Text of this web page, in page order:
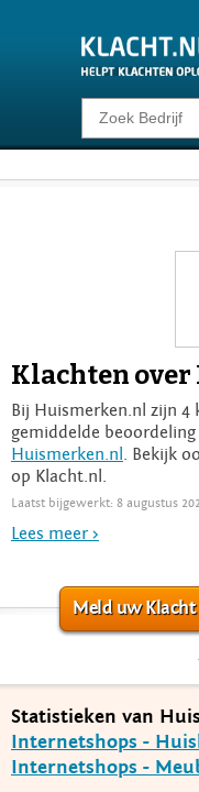
Klacht
Login
Klachten
Bij Huismerken.nl zijn 4
gemiddelde beoordeling
Huismerken.nl
. Bekijk
op Klacht.nl.
Laatst bijgewerkt: 8 augustus
Lees meer >
Meld uw
Statistieken van
Internetshops -
Internetshops -